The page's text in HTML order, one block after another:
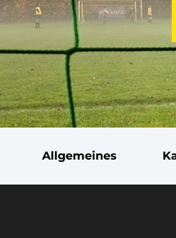
Allgemeines